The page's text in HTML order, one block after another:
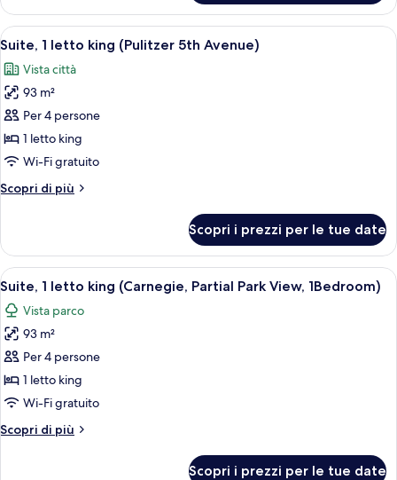
1
letto
king
Apri
tutte
le
foto
per
Suite,
1
king
Avenue)
Una camera d'albergo elegante con
7
Suite, 1 letto king (Pulitzer 5th Avenue)
Vista città
93 m²
Per 4 persone
1 letto king
Wi-Fi gratuito
Scopri di più
Altri
1
letto
king
5th
Avenue)
Scopri i prezzi per le tue date
Apri
tutte
le
foto
per
Suite,
1
king
Un ampio soggiorno con un divano
5
Suite, 1 letto king (Carnegie, Partial Park View, 1Bedroom)
Vista parco
93 m²
Per 4 persone
1 letto king
Wi-Fi gratuito
Scopri di più
Altri
Scopri i prezzi per le tue date